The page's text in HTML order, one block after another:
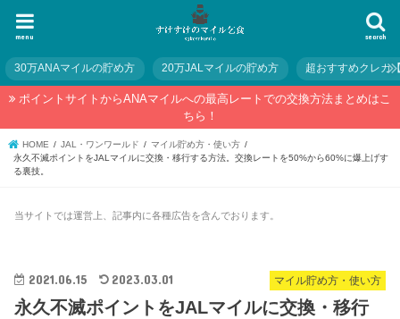
search
menu
30万ANAマイルの貯め方 20万JALマイルの貯め方 超おすすめクレカ
ポイントサイトからANAマイルへの最高レートでの交換方法まとめはこ
ちら！
HOME JAL・ワンワールド
マイル貯め方・使い方
永久不滅ポイントをJALマイルに交換・移行する方法。交換レートを50%から60%に爆上げす
る裏技。
当サイトでは運営上、記事内に各種広告を含んでおります。
マイル貯め方・使い方
2021.06.15 2023.03.01
永久不滅ポイントをJALマイルに交換・移行